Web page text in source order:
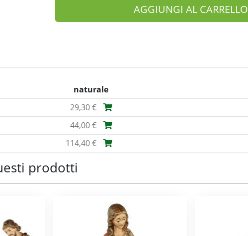
AGGIUNGI AL CARRELLO
naturale
29,30 €
44,00 €
114,40 €
prodotti